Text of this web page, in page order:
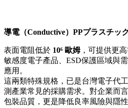
導電（Conductive）PPプラスチッ
表面電阻低於 10⁶ 歐姆，可提供更
敏感度電子產品、ESD保護區域與
應用。
這兩類特殊規格，已是台灣電子代
測產業常見的採購需求。對企業而
包裝品質，更是降低良率風險與隱性